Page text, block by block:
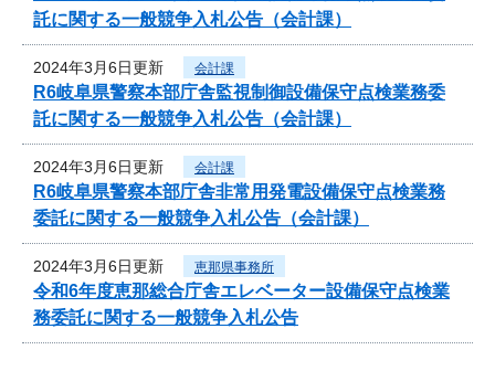
託に関する一般競争入札公告（会計課）
2024年3月6日更新 会計課
R6岐阜県警察本部庁舎監視制御設備保守点検業務委
託に関する一般競争入札公告（会計課）
2024年3月6日更新 会計課
R6岐阜県警察本部庁舎非常用発電設備保守点検業務
委託に関する一般競争入札公告（会計課）
2024年3月6日更新 恵那県事務所
令和6年度恵那総合庁舎エレベーター設備保守点検業
務委託に関する一般競争入札公告